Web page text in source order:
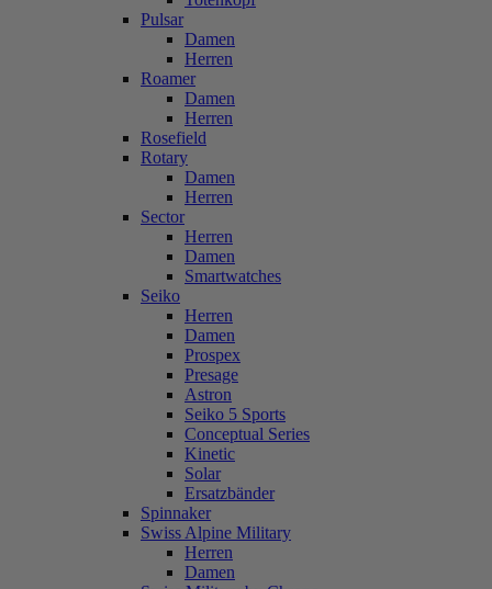
Pulsar
Damen
Herren
Roamer
Damen
Herren
Rosefield
Rotary
Damen
Herren
Sector
Herren
Damen
Smartwatches
Seiko
Herren
Damen
Prospex
Presage
Astron
Seiko 5 Sports
Conceptual Series
Kinetic
Solar
Ersatzbänder
Spinnaker
Swiss Alpine Military
Herren
Damen